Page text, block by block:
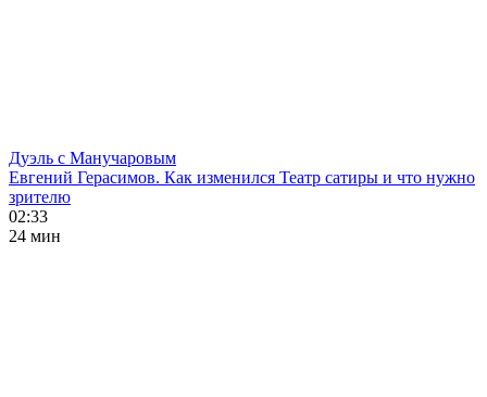
Дуэль с Манучаровым
Евгений Герасимов. Как изменился Театр сатиры и что нужно
зрителю
02:33
24 мин